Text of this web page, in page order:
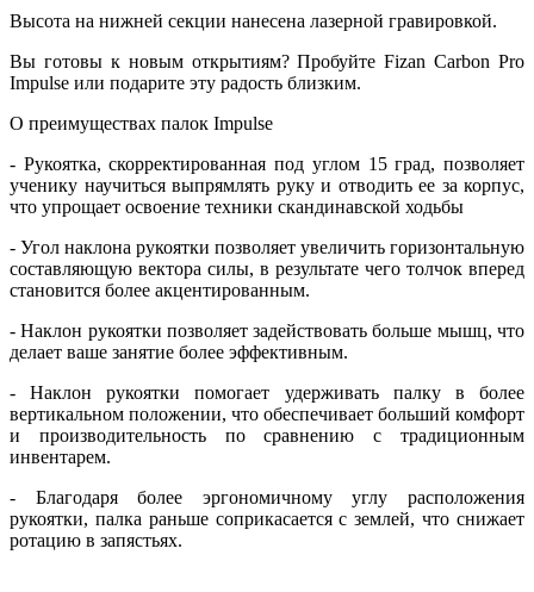
Высота на нижней секции нанесена лазерной гравировкой.
Вы готовы к новым открытиям? Пробуйте Fizan Carbon Pro
Impulse или подарите эту радость близким.
О преимуществах палок Impulse
- Рукоятка, скорректированная под углом 15 град, позволяет
ученику научиться выпрямлять руку и отводить ее за корпус,
что упрощает освоение техники скандинавской ходьбы
- Угол наклона рукоятки позволяет увеличить горизонтальную
составляющую вектора силы, в результате чего толчок вперед
становится более акцентированным.
- Наклон рукоятки позволяет задействовать больше мышц, что
делает ваше занятие более эффективным.
- Наклон рукоятки помогает удерживать палку в более
вертикальном положении, что обеспечивает больший комфорт
и производительность по сравнению с традиционным
инвентарем.
- Благодаря более эргономичному углу расположения
рукоятки, палка раньше соприкасается с землей, что снижает
ротацию в запястьях.